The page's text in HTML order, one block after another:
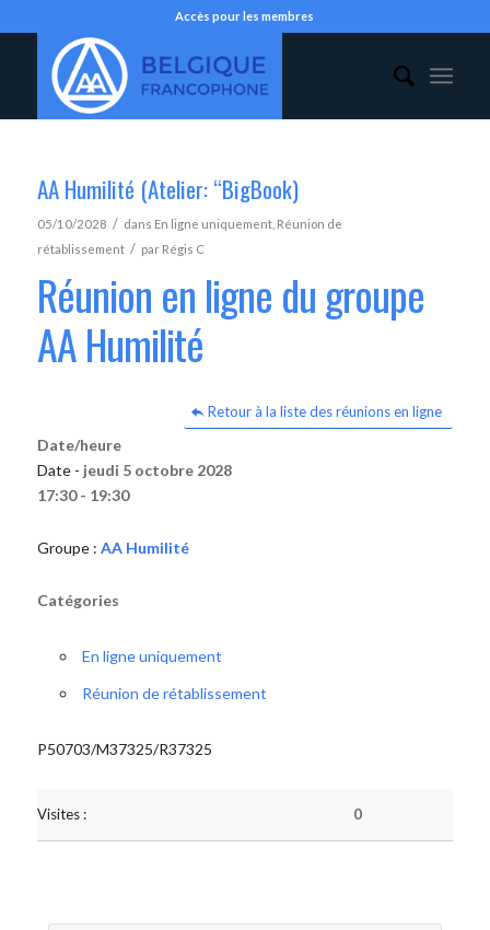
Accès pour les membres
AA Humilité (Atelier: “BigBook)
05/10/2028 / dans En ligne uniquement, Réunion de
rétablissement / par Régis C
Réunion en ligne du groupe
AA Humilité
Retour à la liste des réunions en ligne
Date/heure
Date - jeudi 5 octobre 2028
17:30 - 19:30
Groupe : AA Humilité
Catégories
En ligne uniquement
Réunion de rétablissement
P50703/M37325/R37325
Visites : 0